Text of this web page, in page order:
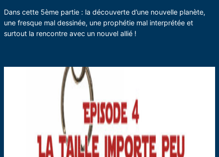
Dans cette 5ème partie : la découverte d’une nouvelle planète,
une fresque mal dessinée, une prophétie mal interprétée et
surtout la rencontre avec un nouvel allié !